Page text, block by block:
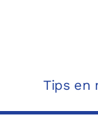
Tips en